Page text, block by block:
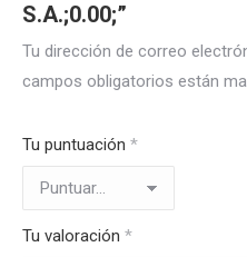
S.A.;0.00;”
Tu dirección de correo
campos obligatorios están
Tu puntuación *
Tu valoración *